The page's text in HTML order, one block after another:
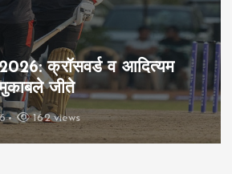
क्रॉसवर्ड व आदित्यम
जीते
162 views